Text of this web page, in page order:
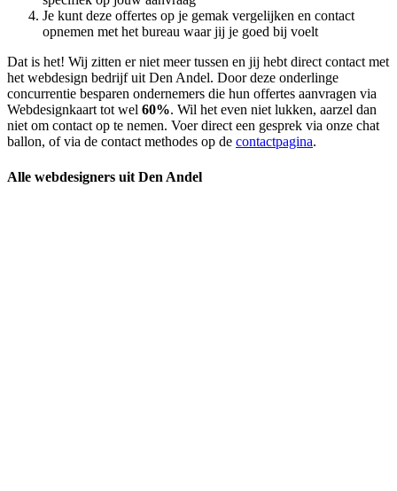
Je kunt deze offertes op je gemak vergelijken en contact
opnemen met het bureau waar jij je goed bij voelt
Dat is het! Wij zitten er niet meer tussen en jij hebt direct contact met
het webdesign bedrijf uit Den Andel. Door deze onderlinge
concurrentie besparen ondernemers die hun offertes aanvragen via
Webdesignkaart tot wel 60%. Wil het even niet lukken, aarzel dan
niet om contact op te nemen. Voer direct een gesprek via onze chat
ballon, of via de contact methodes op de contactpagina.
Alle webdesigners uit Den Andel